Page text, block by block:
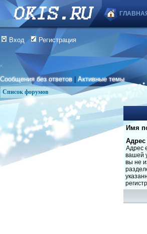
Вход Регистрация
Сообщения без ответов |Активные темы
Список форумов
Имя
Адрес
Адрес
вашей
вы не